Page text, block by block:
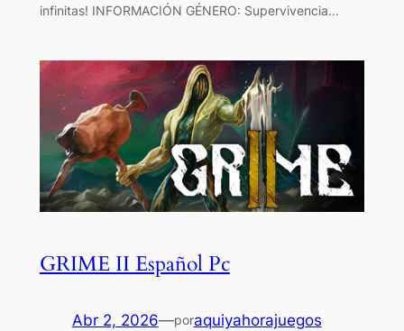
infinitas! INFORMACIÓN GÉNERO: Supervivencia…
GRIME II Español Pc
Abr 2, 2026—poraquiyahorajuegos